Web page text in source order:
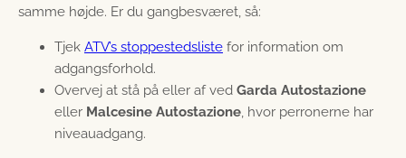
samme højde. Er du gangbesværet, så:
Tjek ATV’s stoppestedsliste for information om
adgangsforhold.
Overvej at stå på eller af ved Garda Autostazione
eller Malcesine Autostazione, hvor perronerne har
niveauadgang.